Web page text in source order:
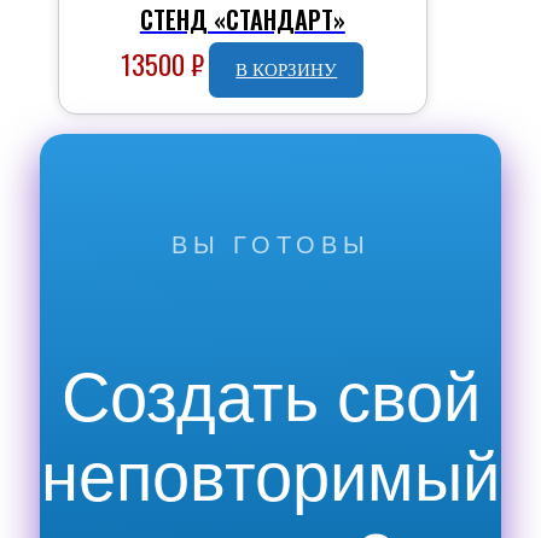
СТЕНД «СТАНДАРТ»
13500₽ В КОРЗИНУ
ВЫ ГОТОВЫ
Создать свой
неповторимый